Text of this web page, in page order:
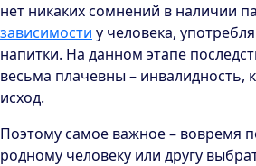
нет никаких сомнений в наличии
зависимости у человека,
напитки. На данном этапе
весьма плачевны – инвалидность,
исход.
Поэтому самое важное – вовремя
родному человеку или другу